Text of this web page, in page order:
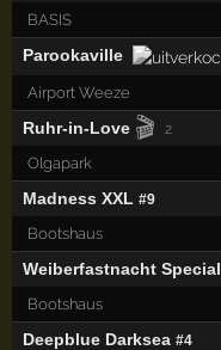
BASIS
Parookaville
Airport Weeze
Ruhr-in-Love 🎬 2
Olgapark
Madness XXL #9
Bootshaus
Weiberfastnacht Special
Bootshaus
Deepblue Darksea #4